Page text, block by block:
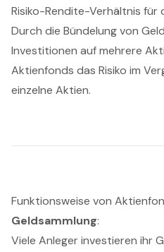
Risiko-Rendite-Verhältnis für
Durch die Bündelung von
Investitionen auf mehrere
Aktienfonds das Risiko im
einzelne Aktien.
Funktionsweise von
Geldsammlung:
Viele Anleger investieren ihr